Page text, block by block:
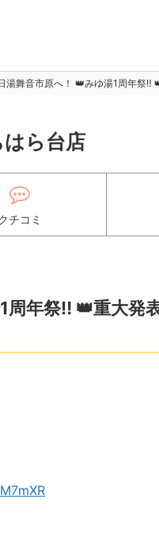
舞音市原へ！ 👑みゆ湯1周年祭‼️
ら台店
チコミ
年祭‼️ 👑重大発